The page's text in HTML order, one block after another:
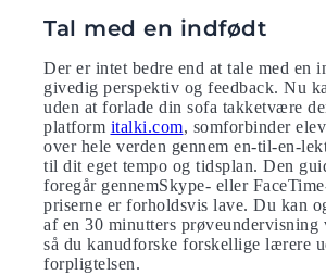
Tal med en indfødt
Der er intet bedre end at tale med en
givedig perspektiv og feedback. Nu
uden at forlade din sofa takketvære
platform italki.com, somforbinder
over hele verden gennem en-til-en-
til dit eget tempo og tidsplan. Den
foregår gennemSkype- eller
priserne er forholdsvis lave. Du kan
af en 30 minutters prøveundervisning
så du kanudforske forskellige lærere
forpligtelsen.